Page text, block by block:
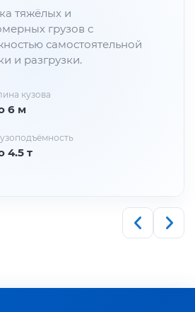
тяжёлых и
грузов с
самостоятельной
и разгрузки.
кузова
6 м
4.5 т